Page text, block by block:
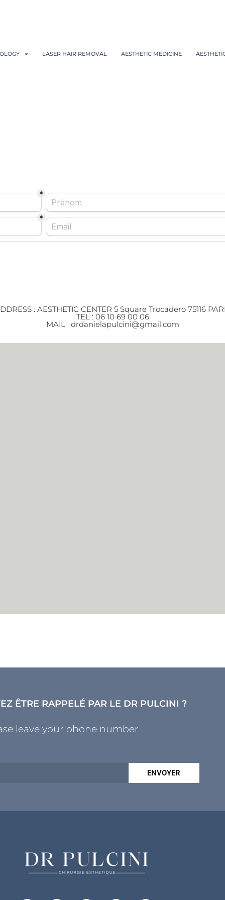
LASER HAIR REMOVAL AESTHETIC MEDICINE
: AESTHETIC CENTER 5 Square Trocadero 75116
TEL : 06 10 69 00 06
MAIL : drdanielapulcini@gmail.com
ÊTRE RAPPELÉ PAR LE DR PULCINI ?
leave your phone number
ENVOYER